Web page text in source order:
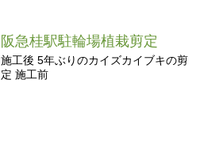
阪急桂駅駐輪場植栽剪定
施工後 5年ぶりのカイズカイブキの剪
定 施工前